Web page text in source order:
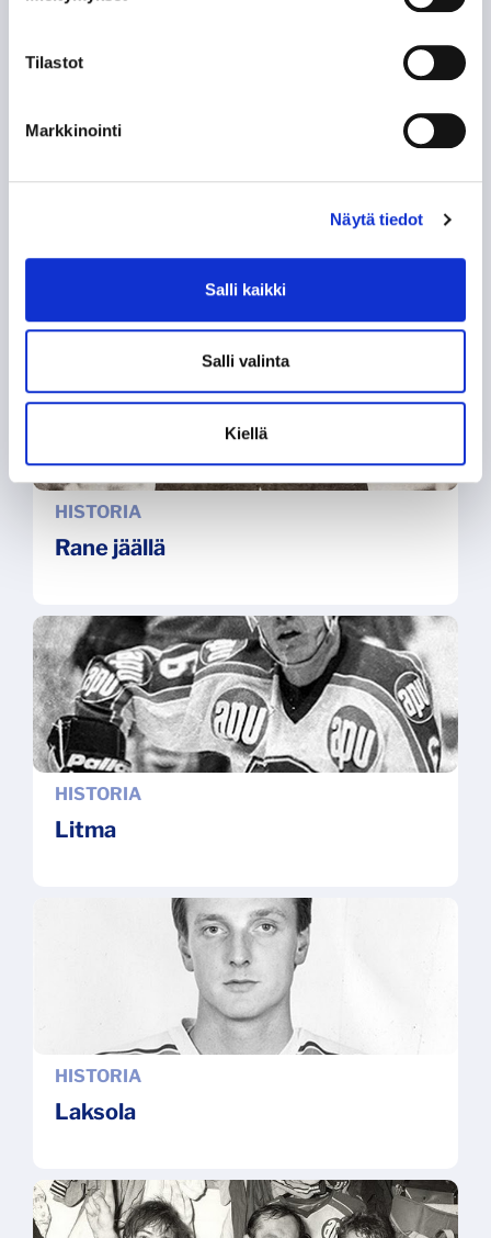
Tilastot
Markkinointi
Näytä tiedot
Salli kaikki
Salli valinta
Kiellä
Tim Thomas
Rane jäällä
HISTORIA
Litma
HISTORIA
Laksola
HISTORIA